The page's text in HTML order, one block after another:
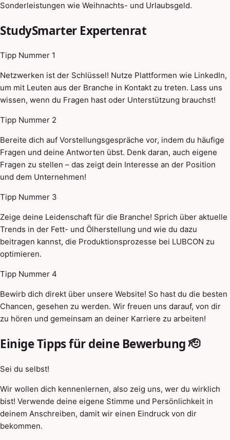
Sonderleistungen wie Weihnachts- und Urlaubsgeld.
StudySmarter Expertenrat
Tipp Nummer 1
Netzwerken ist der Schlüssel! Nutze Plattformen wie LinkedIn,
um mit Leuten aus der Branche in Kontakt zu treten. Lass uns
wissen, wenn du Fragen hast oder Unterstützung brauchst!
Tipp Nummer 2
Bereite dich auf Vorstellungsgespräche vor, indem du häufige
Fragen und deine Antworten übst. Denk daran, auch eigene
Fragen zu stellen – das zeigt dein Interesse an der Position
und dem Unternehmen!
Tipp Nummer 3
Zeige deine Leidenschaft für die Branche! Sprich über aktuelle
Trends in der Fett- und Ölherstellung und wie du dazu
beitragen kannst, die Produktionsprozesse bei LUBCON zu
optimieren.
Tipp Nummer 4
Bewirb dich direkt über unsere Website! So hast du die besten
Chancen, gesehen zu werden. Wir freuen uns darauf, von dir
zu hören und gemeinsam an deiner Karriere zu arbeiten!
Einige Tipps für deine Bewerbung 🫡
Sei du selbst!
Wir wollen dich kennenlernen, also zeig uns, wer du wirklich
bist! Verwende deine eigene Stimme und Persönlichkeit in
deinem Anschreiben, damit wir einen Eindruck von dir
bekommen.